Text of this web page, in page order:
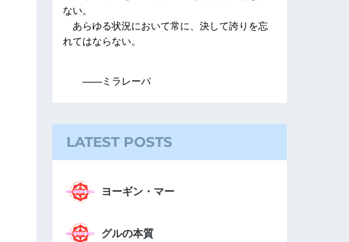
ない。
あらゆる状況において常に、決して誇りを忘
れてはならない。
――ミラレーパ
LATEST POSTS
ヨーギン・マー
グルの本質